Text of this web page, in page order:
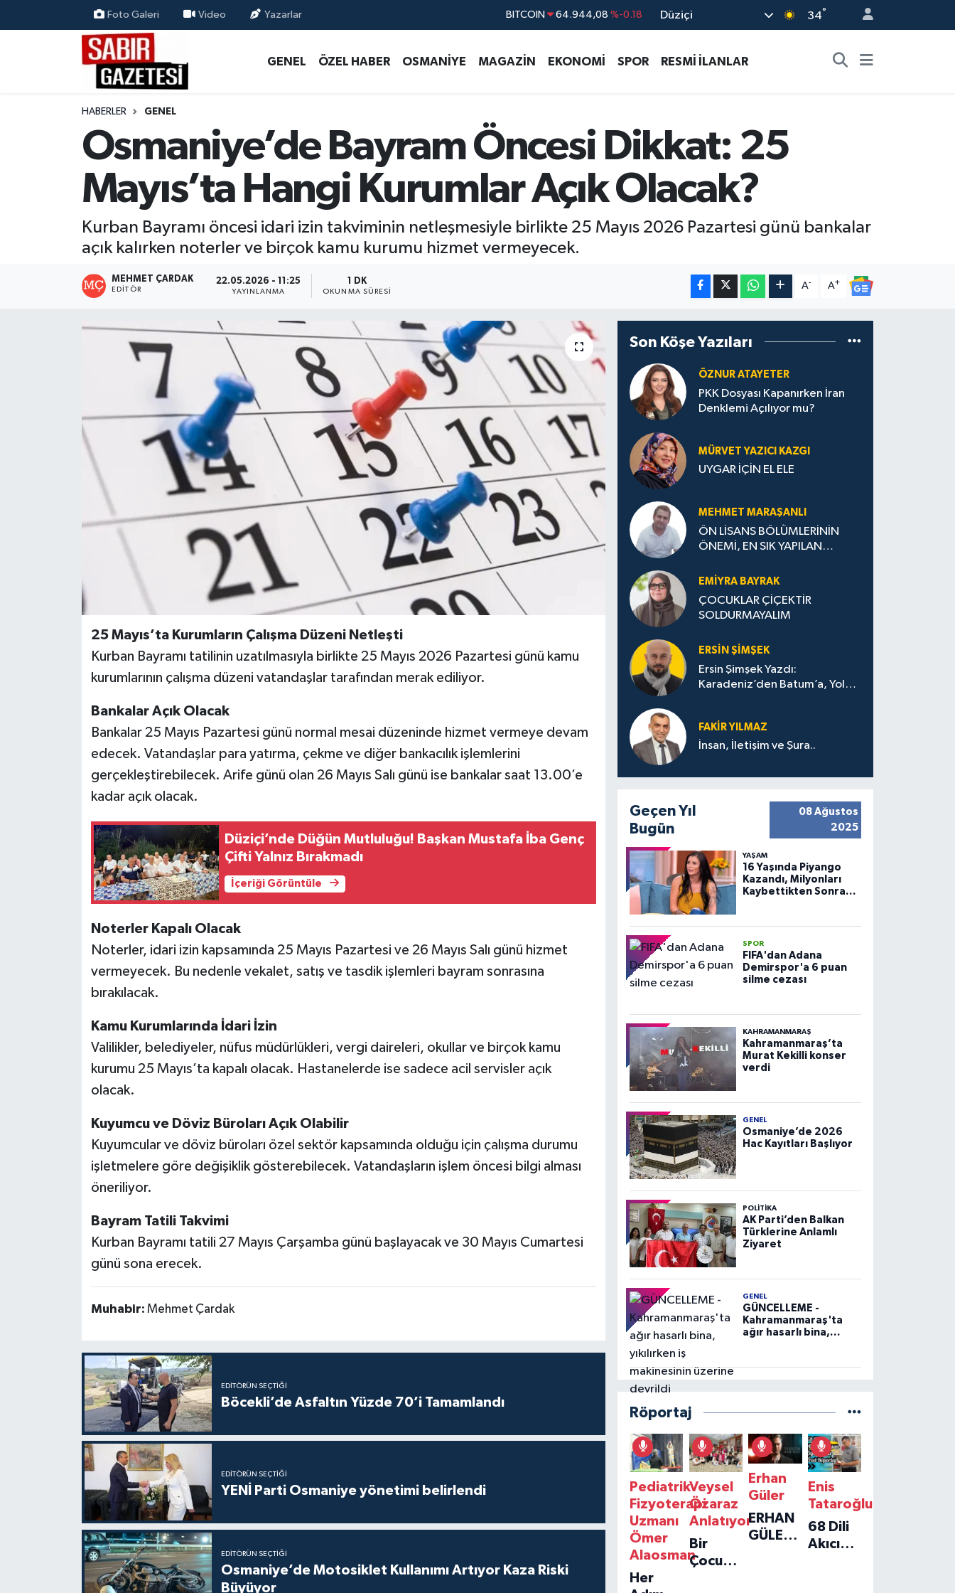
Foto Galeri Video Yazarlar DOLAR 47,7436 %0.18
STERLİN 64,4811 %0.38
Düziçi 34°
GENEL ÖZEL HABER OSMANİYE MAGAZİN EKONOMİ SPOR RESMİ İLANLAR
HABERLER GENEL
Osmaniye’de Bayram Öncesi Dikkat: 25
Mayıs’ta Hangi Kurumlar Açık Olacak?
Kurban Bayramı öncesi idari izin takviminin netleşmesiyle birlikte 25 Mayıs 2026 Pazartesi günü bankalar
açık kalırken noterler ve birçok kamu kurumu hizmet vermeyecek.
MEHMET ÇARDAK
EDITÖR
22.05.2026 - 11:25
YAYINLANMA
1 DK
OKUNMA SÜRESI
A- A+
25 Mayıs’ta Kurumların Çalışma Düzeni Netleşti
Kurban Bayramı tatilinin uzatılmasıyla birlikte 25 Mayıs 2026 Pazartesi günü kamu
kurumlarının çalışma düzeni vatandaşlar tarafından merak ediliyor.
Bankalar Açık Olacak
Bankalar 25 Mayıs Pazartesi günü normal mesai düzeninde hizmet vermeye devam
edecek. Vatandaşlar para yatırma, çekme ve diğer bankacılık işlemlerini
gerçekleştirebilecek. Arife günü olan 26 Mayıs Salı günü ise bankalar saat 13.00’e
kadar açık olacak.
Düziçi’nde Düğün Mutluluğu! Başkan Mustafa İba Genç
Çifti Yalnız Bırakmadı
İçeriği Görüntüle
Noterler Kapalı Olacak
Noterler, idari izin kapsamında 25 Mayıs Pazartesi ve 26 Mayıs Salı günü hizmet
vermeyecek. Bu nedenle vekalet, satış ve tasdik işlemleri bayram sonrasına
bırakılacak.
Kamu Kurumlarında İdari İzin
Valilikler, belediyeler, nüfus müdürlükleri, vergi daireleri, okullar ve birçok kamu
kurumu 25 Mayıs’ta kapalı olacak. Hastanelerde ise sadece acil servisler açık
olacak.
Kuyumcu ve Döviz Büroları Açık Olabilir
Kuyumcular ve döviz büroları özel sektör kapsamında olduğu için çalışma durumu
işletmelere göre değişiklik gösterebilecek. Vatandaşların işlem öncesi bilgi alması
öneriliyor.
Bayram Tatili Takvimi
Kurban Bayramı tatili 27 Mayıs Çarşamba günü başlayacak ve 30 Mayıs Cumartesi
günü sona erecek.
Muhabir: Mehmet Çardak
EDITÖRÜN SEÇTIĞI
Böcekli’de Asfaltın Yüzde 70’i Tamamlandı
EDITÖRÜN SEÇTIĞI
YENİ Parti Osmaniye yönetimi belirlendi
EDITÖRÜN SEÇTIĞI
Osmaniye’de Motosiklet Kullanımı Artıyor Kaza Riski
Büyüyor
Son Köşe Yazıları
ÖZNUR ATAYETER
PKK Dosyası Kapanırken İran
Denklemi Açılıyor mu?
MÜRVET YAZICI KAZGI
UYGAR İÇİN EL ELE
MEHMET MARAŞANLI
ÖN LİSANS BÖLÜMLERİNİN
ÖNEMİ, EN SIK YAPILAN
STRATEJİLERİ
EMIYRA BAYRAK
ÇOCUKLAR ÇİÇEKTİR
SOLDURMAYALIM
ERSIN ŞIMŞEK
Ersin Şimşek Yazdı:
Karadeniz’den Batum’a, Yolun
FAKIR YILMAZ
İnsan, İletişim ve Şura..
Geçen Yıl
Bugün
08 Ağustos
2025
YAŞAM
16 Yaşında Piyango
Kazandı, Milyonları
Kaybettikten Sonra
SPOR
FIFA'dan Adana
Demirspor'a 6 puan
silme cezası
KAHRAMANMARAŞ
Kahramanmaraş’ta
Murat Kekilli konser
verdi
GENEL
Osmaniye’de 2026
Hac Kayıtları Başlıyor
POLITIKA
AK Parti’den Balkan
Türklerine Anlamlı
Ziyaret
GENEL
GÜNCELLEME -
Kahramanmaraş'ta
ağır hasarlı bina,
devrildi
Röportaj
Pediatrik
Fizyoterapi
Uzmanı
Ömer
Alaosman
Her
Veysel
Özaraz
Anlatıyor
Bir
Çocuğun
Erhan
Güler
ERHAN
GÜLER'IN
Enis
Tataroğlu
68 Dili
Akıcı
ÖZEL HABER
MAGAZİN
EKONOMİ
RESMİ İLANLAR
Osmaniye Nöbetçi Eczaneler
Osmaniye Hava Durumu
Osmaniye Trafik Yoğunluk Haritası
Süper Lig Puan Durumu ve Fikstür
Tüm Manşetler
Son Dakika Haberleri
Haber Arşivi